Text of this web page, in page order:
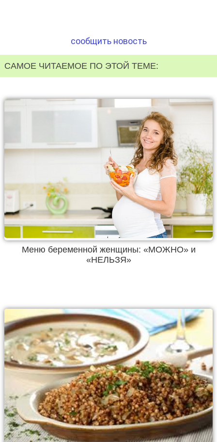
сообщить новость
САМОЕ ЧИТАЕМОЕ ПО ЭТОЙ ТЕМЕ:
Меню беременной женщины: «МОЖНО» и
«НЕЛЬЗЯ»